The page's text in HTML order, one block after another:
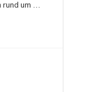
rund um …